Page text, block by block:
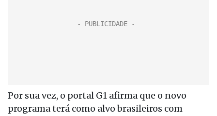
Por sua vez, o portal G1 afirma que o novo
programa terá como alvo brasileiros com